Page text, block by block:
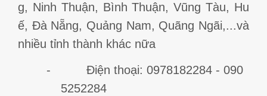
g, Ninh Thuận, Bình Thuận, Vũng Tàu, Hu
ế, Đà Nẵng, Quảng Nam, Quãng Ngãi,...và
nhiều tỉnh thành khác nữa
- Điện thoại: 0978182284 - 090
5252284